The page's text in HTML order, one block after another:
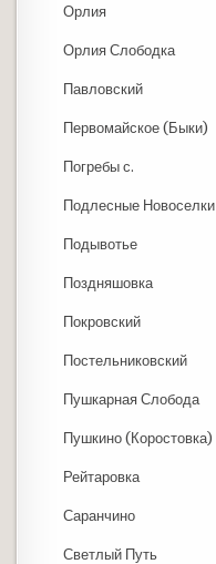
Орлия
Орлия Слободка
Павловский
Первомайское (Быки)
Погребы с.
Подлесные Новоселки
Подывотье
Поздняшовка
Покровский
Постельниковский
Пушкарная Слобода
Пушкино (Коростовка)
Рейтаровка
Саранчино
Светлый Путь